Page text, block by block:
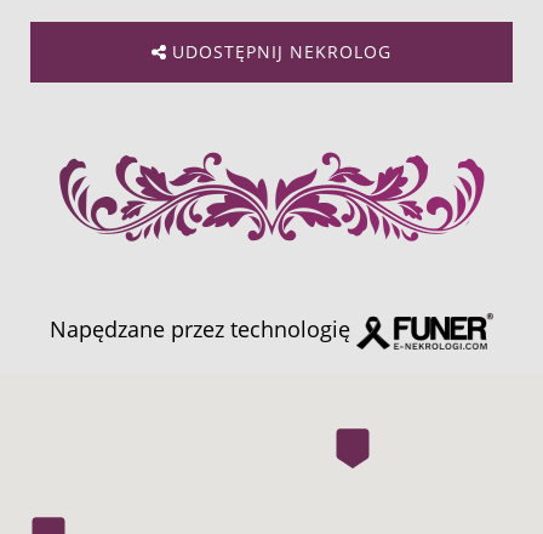
UDOSTĘPNIJ NEKROLOG
Napędzane przez technologię